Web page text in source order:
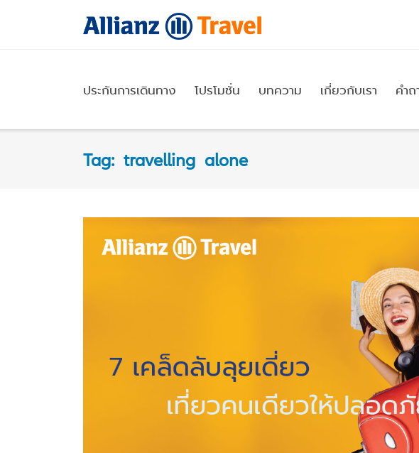
ประกันการเดินทาง โปรโมชั่น บทความ เกี่ยวกับเรา คำ
Tag: travelling alone